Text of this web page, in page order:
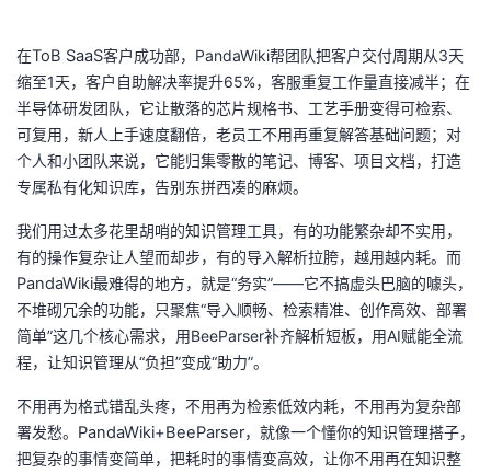
在ToB SaaS客户成功部， PandaWiki帮团队把客户交付周期从3天
缩至1天，客户自助解决率提升65%，客服重复工作量直接减半；在
半导体研发团队，它让散落的芯片规格书、工艺手册变得可检索、
可复用，新人上手速度翻倍，老员工不用再重复解答基础问题；对
个人和小团队来说，它能归集零散的笔记、博客、项目文档，打造
专属私有化知识库，告别东拼西凑的麻烦。
我们用过太多花里胡哨的知识管理工具，有的功能繁杂却不实用，
有的操作复杂让人望而却步，有的导入解析拉胯，越用越内耗。而
PandaWiki最难得的地方，就是“务实”——它不搞虚头巴脑的噱头，
不堆砌冗余的功能，只聚焦“导入顺畅、检索精准、创作高效、部署
简单”这几个核心需求，用BeeParser补齐解析短板，用AI赋能全流
程，让知识管理从“负担”变成“助力”。
不用再为格式错乱头疼，不用再为检索低效内耗，不用再为复杂部
署发愁。 PandaWiki+BeeParser，就像一个懂你的知识管理搭子，
把复杂的事情变简单，把耗时的事情变高效，让你不用再在知识整